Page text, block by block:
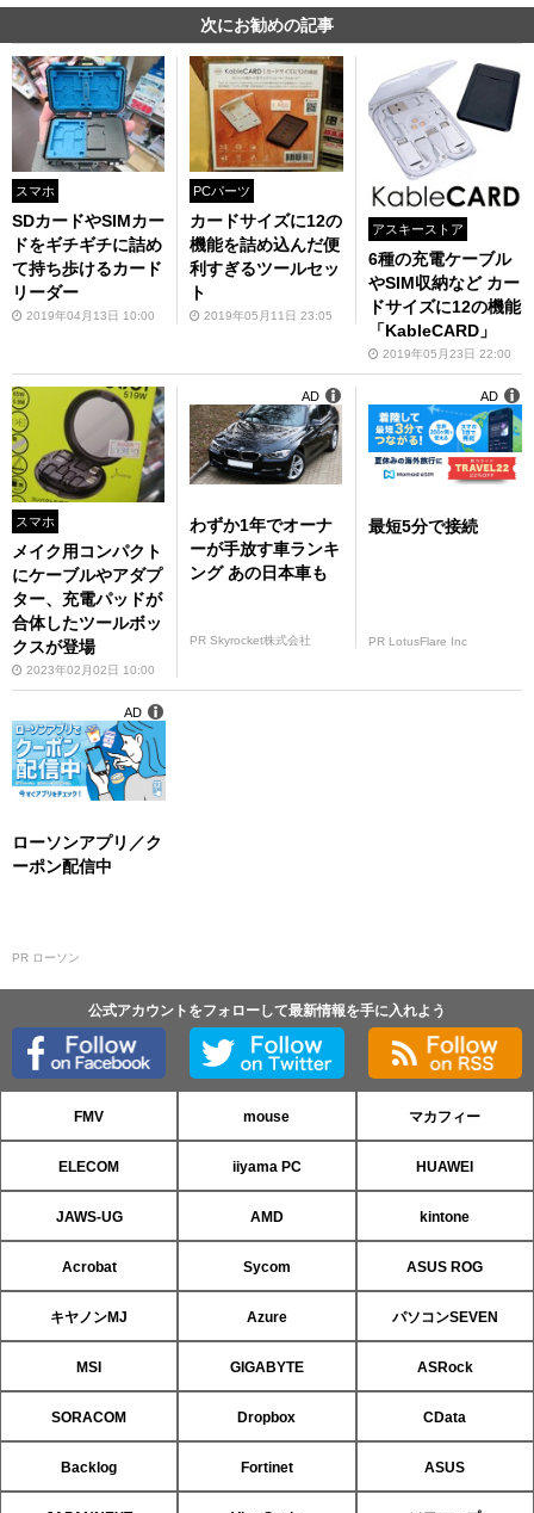
次にお勧めの記事
スマホ
SDカードやSIMカー
ドをギチギチに詰め
て持ち歩けるカード
リーダー
2019年04月13日 10:00
PCパーツ
カードサイズに12の
機能を詰め込んだ便
利すぎるツールセッ
ト
2019年05月11日 23:05
アスキーストア
6種の充電ケーブル
やSIM収納など カー
ドサイズに12の機能
「KableCARD」
2019年05月23日 22:00
スマホ
メイク用コンパクト
にケーブルやアダプ
ター、充電パッドが
合体したツールボッ
クスが登場
2023年02月02日 10:00
わずか1年でオーナ
ーが手放す車ランキ
ング あの日本車も
PR Skyrocket株式会社
AD
最短5分で接続
PR LotusFlare Inc
AD
ローソンアプリ／ク
ーポン配信中
PR ローソン
AD
公式アカウントをフォローして最新情報を手に入れよう
FMV mouse マカフィー
ELECOM iiyama PC HUAWEI
JAWS-UG AMD kintone
Acrobat Sycom ASUS ROG
キヤノンMJ Azure パソコンSEVEN
MSI GIGABYTE ASRock
SORACOM Dropbox CData
Backlog Fortinet ASUS